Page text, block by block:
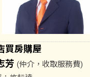
買房購屋
芳 (仲介，收取服務費)